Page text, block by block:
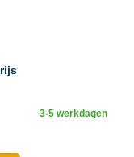
3-5 werkdagen